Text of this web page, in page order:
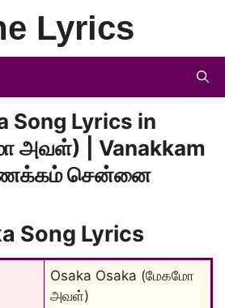
Lyrics
Song Lyrics in
அவள்) | Vanakkam
சென்னை
Song Lyrics
Osaka Osaka (மேகமோ
அவள்)